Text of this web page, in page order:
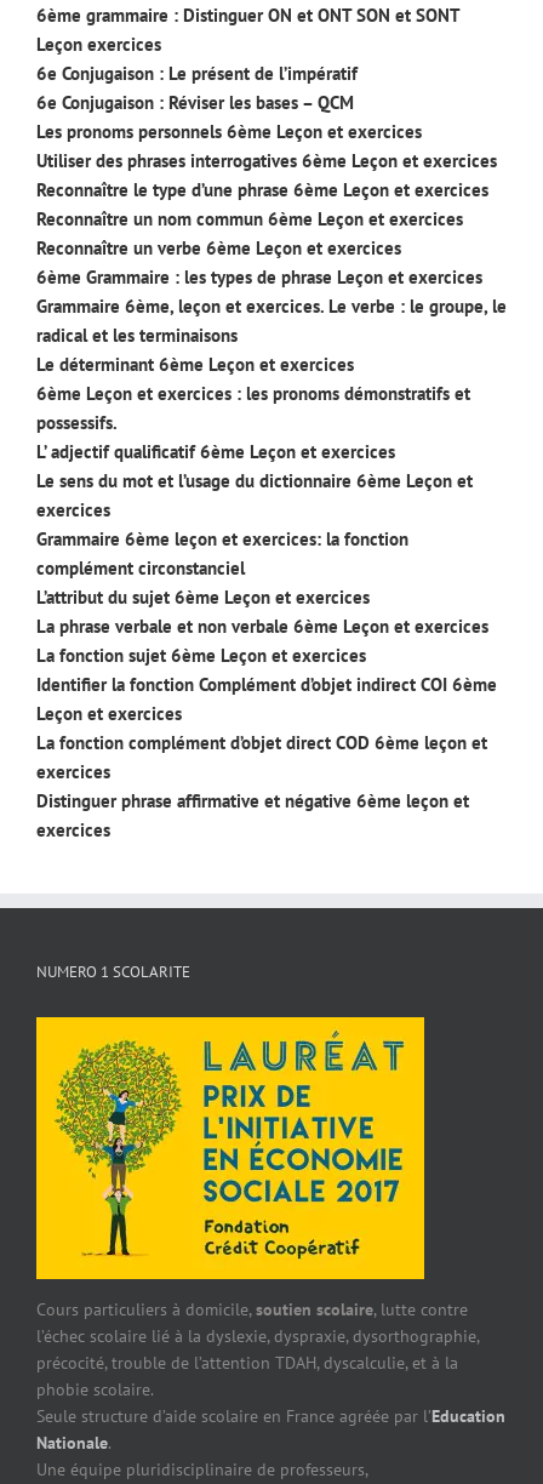
6ème grammaire : Distinguer ON et ONT SON et SONT
Leçon exercices
6e Conjugaison : Le présent de l’impératif
6e Conjugaison : Réviser les bases – QCM
Les pronoms personnels 6ème Leçon et exercices
Utiliser des phrases interrogatives 6ème Leçon et exercices
Reconnaître le type d’une phrase 6ème Leçon et exercices
Reconnaître un nom commun 6ème Leçon et exercices
Reconnaître un verbe 6ème Leçon et exercices
6ème Grammaire : les types de phrase Leçon et exercices
Grammaire 6ème, leçon et exercices. Le verbe : le groupe, le
radical et les terminaisons
Le déterminant 6ème Leçon et exercices
6ème Leçon et exercices : les pronoms démonstratifs et
possessifs.
L’ adjectif qualificatif 6ème Leçon et exercices
Le sens du mot et l’usage du dictionnaire 6ème Leçon et
exercices
Grammaire 6ème leçon et exercices: la fonction
complément circonstanciel
L’attribut du sujet 6ème Leçon et exercices
La phrase verbale et non verbale 6ème Leçon et exercices
La fonction sujet 6ème Leçon et exercices
Identifier la fonction Complément d’objet indirect COI 6ème
Leçon et exercices
La fonction complément d’objet direct COD 6ème leçon et
exercices
Distinguer phrase affirmative et négative 6ème leçon et
exercices
NUMERO 1 SCOLARITE
Cours particuliers à domicile,soutien scolaire, lutte contre
l’échec scolaire lié à la dyslexie, dyspraxie, dysorthographie,
précocité, trouble de l’attention TDAH, dyscalculie, et à la
phobie scolaire.
Seule structure d’aide scolaire en France agréée par l’Education
Nationale.
Une équipe pluridisciplinaire de professeurs,